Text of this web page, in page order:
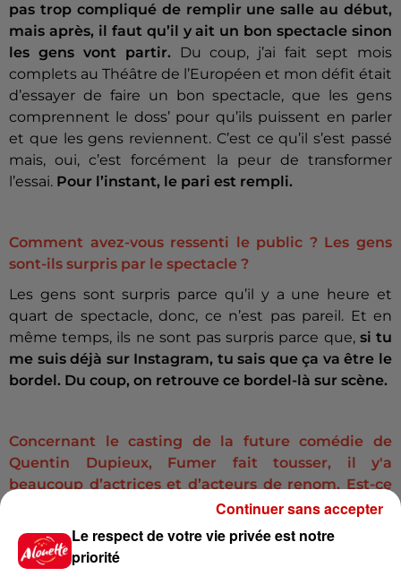
pas trop compliqué de remplir une salle au début,
mais après, il faut qu’il y ait un bon spectacle sinon
les gens vont partir. Du coup, j’ai fait sept mois
complets au Théâtre de l’Européen et mon défit était
d’essayer de faire un bon spectacle, que les gens
comprennent le doss’ pour qu’ils puissent en parler
et que les gens reviennent. C’est ce qu’il s’est passé
mais, oui, c’est forcément la peur de transformer
l’essai. Pour l’instant, le pari est rempli.
Comment avez-vous ressenti le public ? Les gens
sont-ils surpris par le spectacle ?
Les gens sont surpris parce qu’il y a une heure et
quart de spectacle, donc, ce n’est pas pareil. Et en
même temps, ils ne sont pas surpris parce que, si tu
me suis déjà sur Instagram, tu sais que ça va être le
bordel. Du coup, on retrouve ce bordel-là sur scène.
Concernant le casting de la future comédie de
Quentin Dupieux, Fumer fait tousser, il y'a
beaucoup d’actrices et d’acteurs de renom. Est-ce
que c’est, pour vous, une forme de consécration de
jouer avec de tels acteurs ?
C’est déjà une forme de consécration, pour moi, de
Le respect de votre vie privée est notre
priorité
Continuer sans accepter